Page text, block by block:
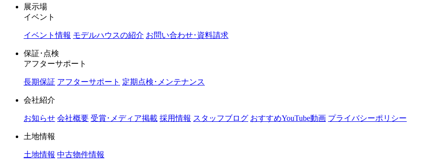
展示場
イベント
イベント情報 モデルハウスの紹介 お問い合わせ･資料請求
保証･点検
アフターサポート
長期保証 アフターサポート 定期点検･メンテナンス
会社紹介
お知らせ 会社概要 受賞･メディア掲載 採用情報 スタッフブログ おすすめYouTube動画 プライバシーポリシー
土地情報
土地情報 中古物件情報